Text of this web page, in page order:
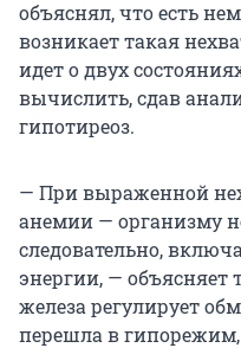
объяснял, что есть
возникает такая
идет о двух
вычислить, сдав
гипотиреоз.
— При выраженной
анемии — организму
следовательно,
энергии, —
железа регулирует
перешла в